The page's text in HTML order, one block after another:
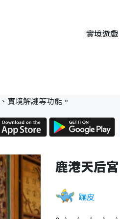
實境遊戲
實境解謎等功能。
鹿港天后宮
蹦皮